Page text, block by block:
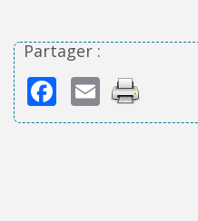
Partager :
Facebook
Email